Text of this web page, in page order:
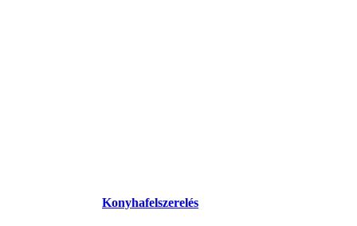
Konyhafelszerelés